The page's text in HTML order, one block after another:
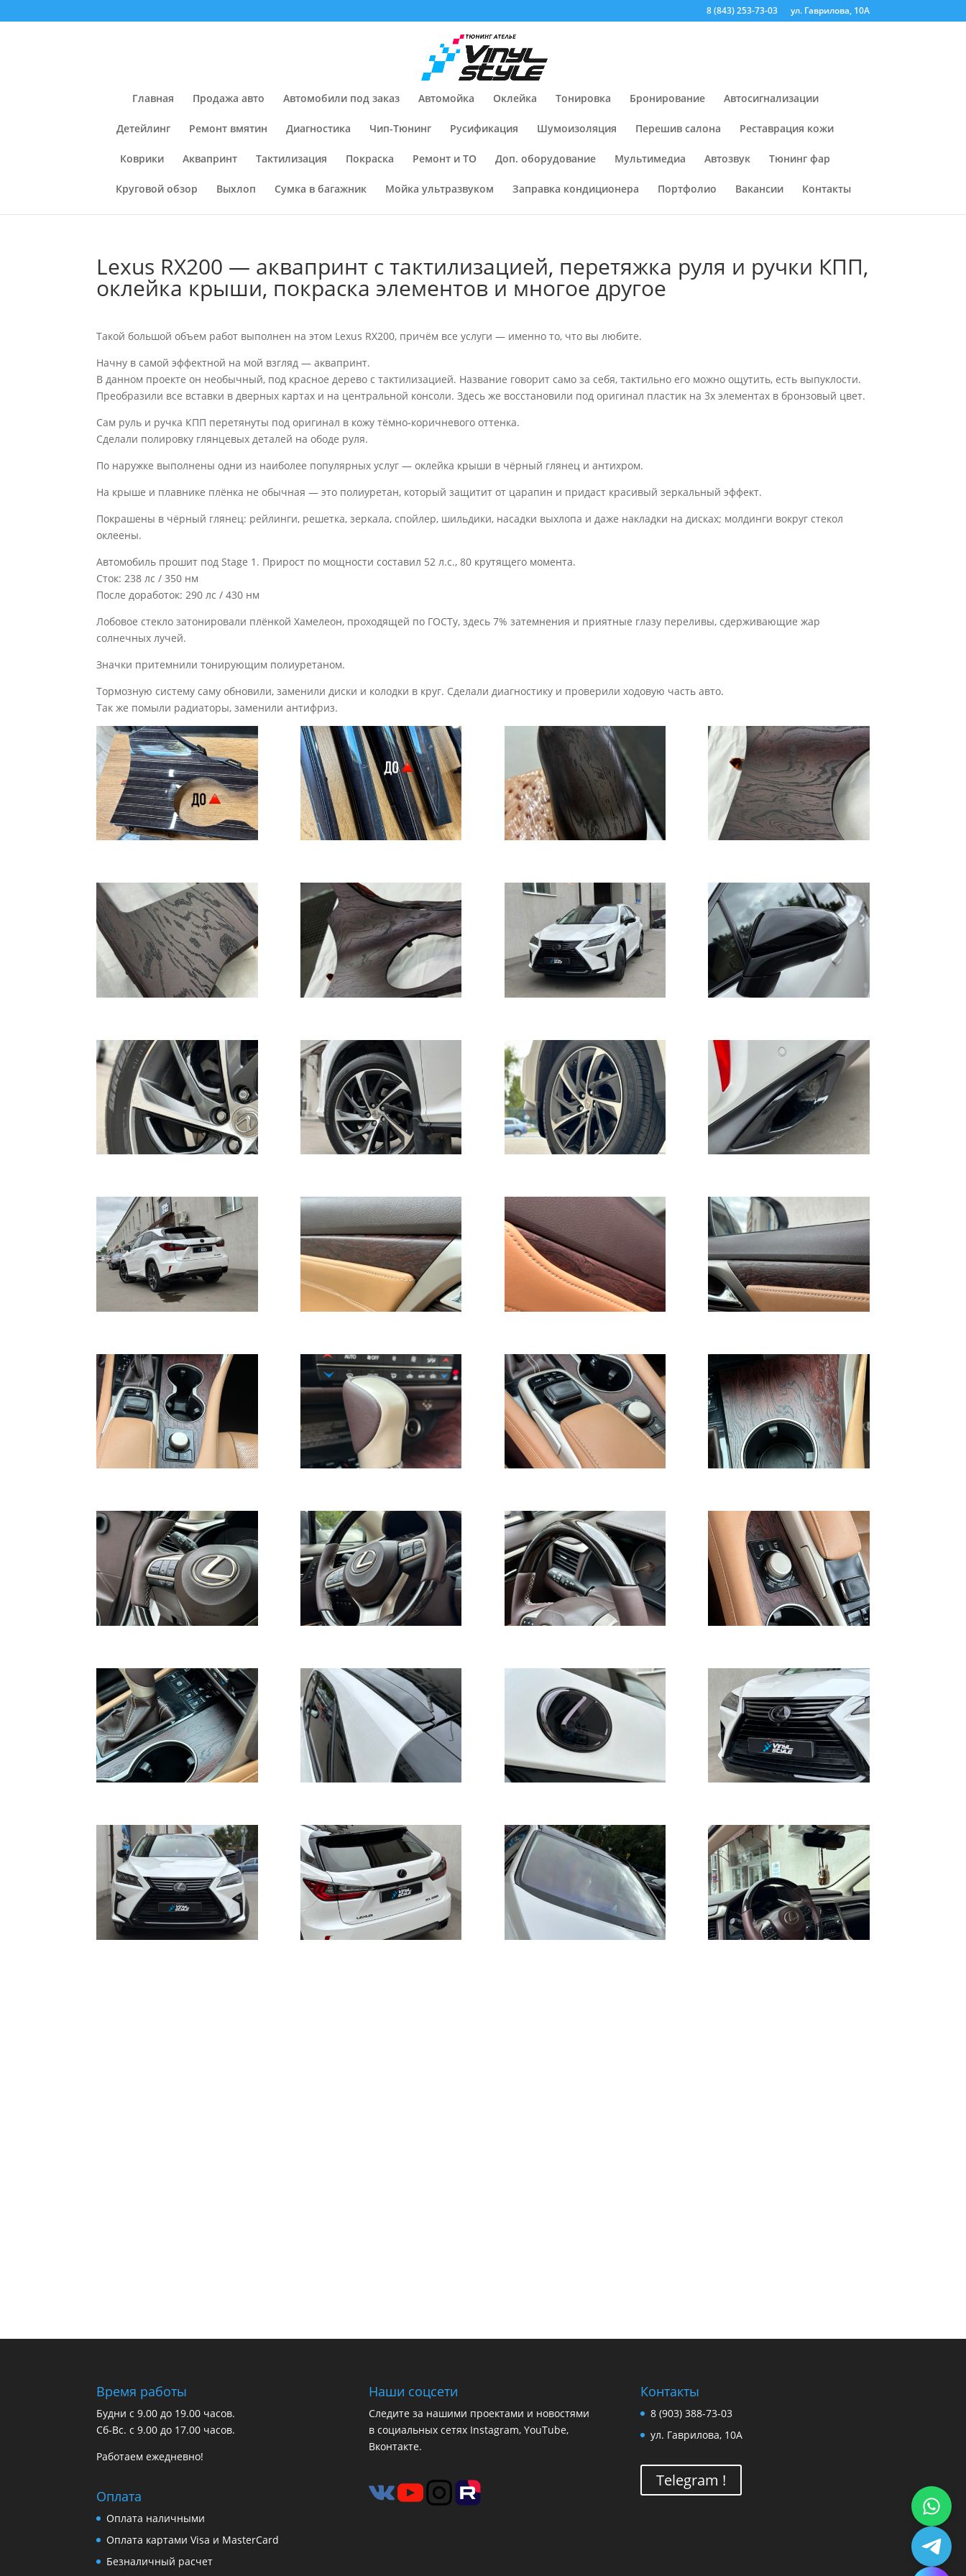
8 (843) 253-73-03 ул. Гаврилова, 10А
Главная Продажа авто Автомобили под заказ Автомойка Оклейка Тонировка Бронирование Автосигнализации
Детейлинг Ремонт вмятин Диагностика Чип-Тюнинг Русификация Шумоизоляция Перешив салона Реставрация кожи
Коврики Аквапринт Тактилизация Покраска Ремонт и ТО Доп. оборудование Мультимедиа Автозвук Тюнинг фар
Круговой обзор Выхлоп Сумка в багажник Мойка ультразвуком Заправка кондиционера Портфолио Вакансии Контакты
Lexus RX200 — аквапринт с тактилизацией, перетяжка руля и ручки КПП,
оклейка крыши, покраска элементов и многое другое
Такой большой объем работ выполнен на этом Lexus RX200, причём все услуги — именно то, что вы любите.
Начну в самой эффектной на мой взгляд — аквапринт.
В данном проекте он необычный, под красное дерево с тактилизацией. Название говорит само за себя, тактильно его можно ощутить, есть выпуклости.
Преобразили все вставки в дверных картах и на центральной консоли. Здесь же восстановили под оригинал пластик на 3х элементах в бронзовый цвет.
Сам руль и ручка КПП перетянуты под оригинал в кожу тёмно-коричневого оттенка.
Сделали полировку глянцевых деталей на ободе руля.
По наружке выполнены одни из наиболее популярных услуг — оклейка крыши в чёрный глянец и антихром.
На крыше и плавнике плёнка не обычная — это полиуретан, который защитит от царапин и придаст красивый зеркальный эффект.
Покрашены в чёрный глянец: рейлинги, решетка, зеркала, спойлер, шильдики, насадки выхлопа и даже накладки на дисках; молдинги вокруг стекол
оклеены.
Автомобиль прошит под Stage 1. Прирост по мощности составил 52 л.с., 80 крутящего момента.
Сток: 238 лс / 350 нм
После доработок: 290 лс / 430 нм
Лобовое стекло затонировали плёнкой Хамелеон, проходящей по ГОСТу, здесь 7% затемнения и приятные глазу переливы, сдерживающие жар
солнечных лучей.
Значки притемнили тонирующим полиуретаном.
Тормозную систему саму обновили, заменили диски и колодки в круг. Сделали диагностику и проверили ходовую часть авто.
Так же помыли радиаторы, заменили антифриз.
Время работы
Будни с 9.00 до 19.00 часов.
Сб-Вс. с 9.00 до 17.00 часов.
Работаем ежедневно!
Оплата
Оплата наличными
Оплата картами Visa и MasterCard
Безналичный расчет
Наши соцсети
Следите за нашими проектами и новостями
в социальных сетях Instagram, YouTube,
Вконтакте.
Контакты
8 (903) 388-73-03
ул. Гаврилова, 10А
Telegram !